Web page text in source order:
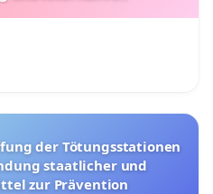
staatlicher und
zur Prävention